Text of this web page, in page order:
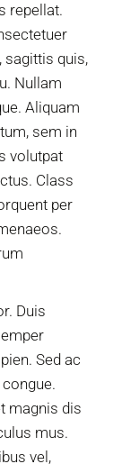
repellat.
sagittis quis,
Nullam
Aliquam
sem in
volutpat
Class
per
Duis
Sed ac
magnis dis
mus.
vel,